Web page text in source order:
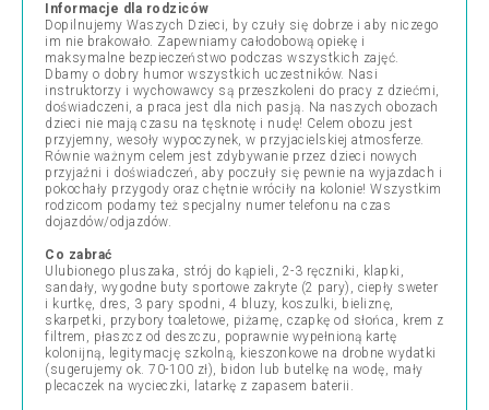
Informacje dla rodziców
Dopilnujemy Waszych Dzieci, by czuły się dobrze i aby niczego
im nie brakowało. Zapewniamy całodobową opiekę i
maksymalne bezpieczeństwo podczas wszystkich zajęć.
Dbamy o dobry humor wszystkich uczestników. Nasi
instruktorzy i wychowawcy są przeszkoleni do pracy z dziećmi,
doświadczeni, a praca jest dla nich pasją. Na naszych obozach
dzieci nie mają czasu na tęsknotę i nudę! Celem obozu jest
przyjemny, wesoły wypoczynek, w przyjacielskiej atmosferze.
Równie ważnym celem jest zdybywanie przez dzieci nowych
przyjaźni i doświadczeń, aby poczuły się pewnie na wyjazdach i
pokochały przygody oraz chętnie wróciły na kolonie! Wszystkim
rodzicom podamy też specjalny numer telefonu na czas
dojazdów/odjazdów.
Co zabrać
Ulubionego pluszaka, strój do kąpieli, 2-3 ręczniki, klapki,
sandały, wygodne buty sportowe zakryte (2 pary), ciepły sweter
i kurtkę, dres, 3 pary spodni, 4 bluzy, koszulki, bieliznę,
skarpetki, przybory toaletowe, piżamę, czapkę od słońca, krem z
filtrem, płaszcz od deszczu, poprawnie wypełnioną kartę
kolonijną, legitymację szkolną, kieszonkowe na drobne wydatki
(sugerujemy ok. 70-100 zł), bidon lub butelkę na wodę, mały
plecaczek na wycieczki, latarkę z zapasem baterii.